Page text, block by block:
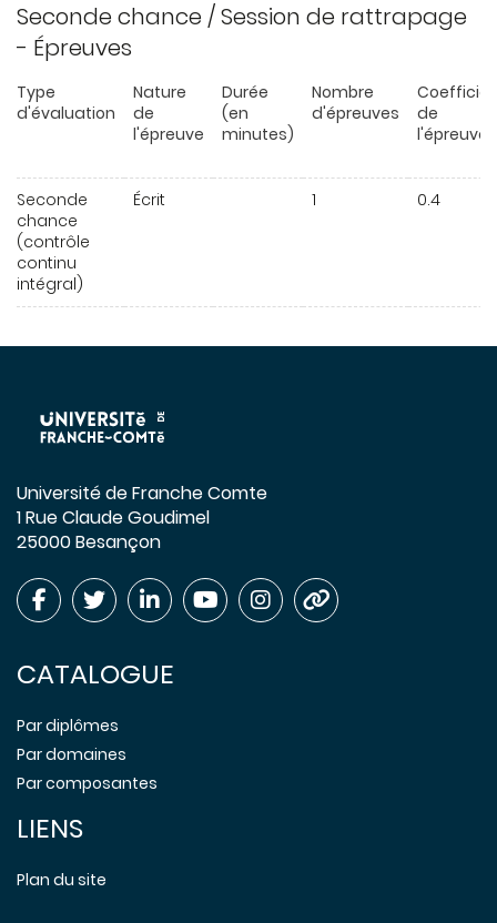
Seconde chance / Session de rattrapage
- Épreuves
Type
d'évaluation
Nature
de
l'épreuve
Durée
(en
minutes)
Nombre
d'épreuves
de
l'épreuve
Seconde
chance
(contrôle
continu
intégral)
Écrit 1 0.4
Université de Franche Comte
1 Rue Claude Goudimel
25000 Besançon
CATALOGUE
Par diplômes
Par domaines
Par composantes
LIENS
Plan du site